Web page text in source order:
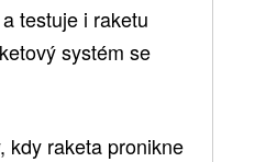
testuje i raketu
systém se
kdy raketa pronikne